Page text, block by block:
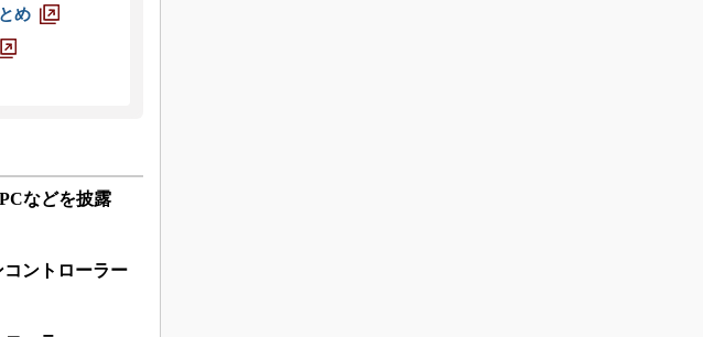
め
などを披露
ントローラー